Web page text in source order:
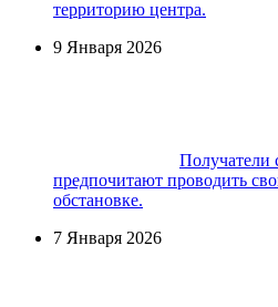
территорию центра.
9 Января 2026
Получатели
предпочитают проводить
обстановке.
7 Января 2026